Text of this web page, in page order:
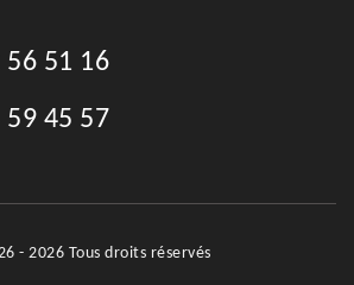
56 51 16
59 45 57
- 2026 Tous droits réservés